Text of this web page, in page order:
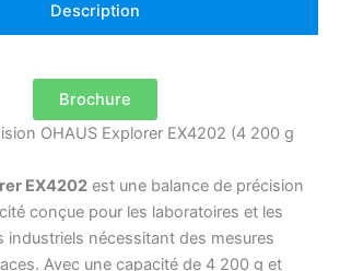
Description
Brochure
OHAUS Explorer EX4202 (4 200 g
EX4202 est une balance de précision
conçue pour les laboratoires et les
industriels nécessitant des mesures
Avec une capacité de 4 200 g et